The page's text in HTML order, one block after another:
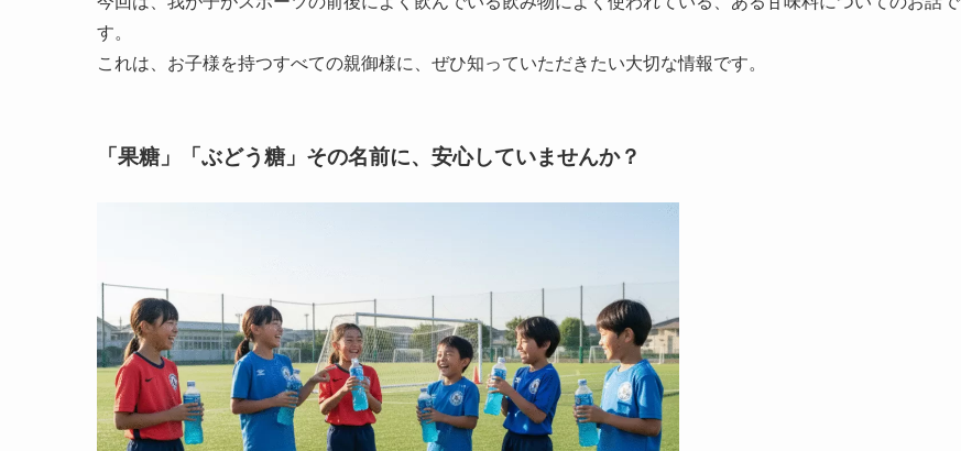
す。
これは、お子様を持つすべての親御様に、ぜひ知っていただきたい大切な情報です。
「果糖」「ぶどう糖」その名前に、安心していませんか？